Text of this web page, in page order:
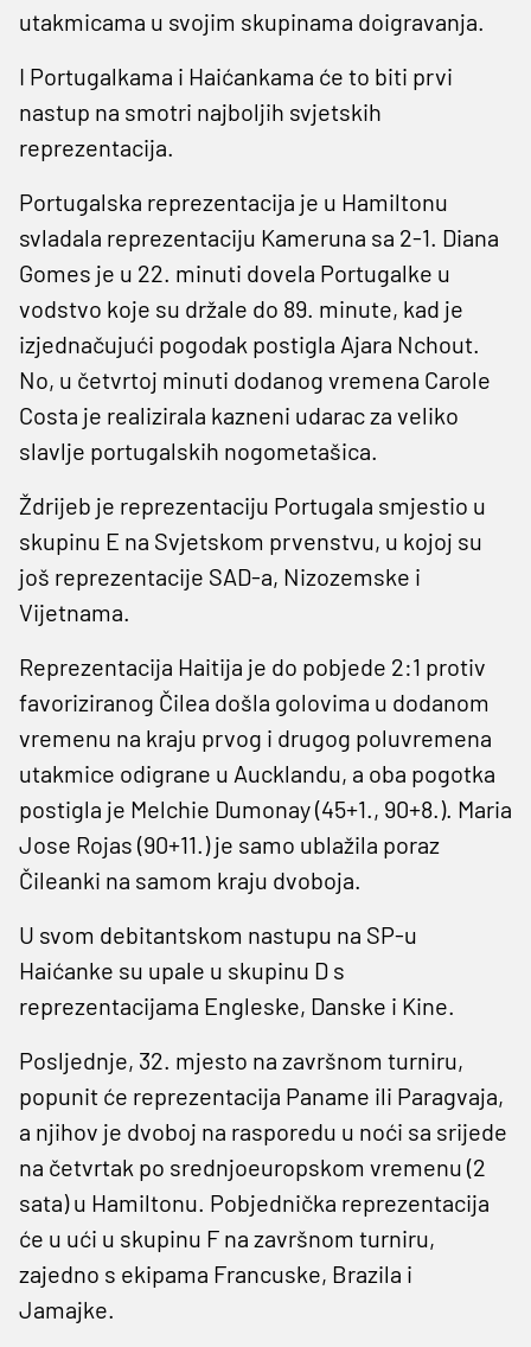
utakmicama u svojim skupinama doigravanja.
I Portugalkama i Haićankama će to biti prvi
nastup na smotri najboljih svjetskih
reprezentacija.
Portugalska reprezentacija je u Hamiltonu
svladala reprezentaciju Kameruna sa 2-1. Diana
Gomes je u 22. minuti dovela Portugalke u
vodstvo koje su držale do 89. minute, kad je
izjednačujući pogodak postigla Ajara Nchout.
No, u četvrtoj minuti dodanog vremena Carole
Costa je realizirala kazneni udarac za veliko
slavlje portugalskih nogometašica.
Ždrijeb je reprezentaciju Portugala smjestio u
skupinu E na Svjetskom prvenstvu, u kojoj su
još reprezentacije SAD-a, Nizozemske i
Vijetnama.
Reprezentacija Haitija je do pobjede 2:1 protiv
favoriziranog Čilea došla golovima u dodanom
vremenu na kraju prvog i drugog poluvremena
utakmice odigrane u Aucklandu, a oba pogotka
postigla je Melchie Dumonay (45+1., 90+8.). Maria
Jose Rojas (90+11.) je samo ublažila poraz
Čileanki na samom kraju dvoboja.
U svom debitantskom nastupu na SP-u
Haićanke su upale u skupinu D s
reprezentacijama Engleske, Danske i Kine.
Posljednje, 32. mjesto na završnom turniru,
popunit će reprezentacija Paname ili Paragvaja,
a njihov je dvoboj na rasporedu u noći sa srijede
na četvrtak po srednjoeuropskom vremenu (2
sata) u Hamiltonu. Pobjednička reprezentacija
će u ući u skupinu F na završnom turniru,
zajedno s ekipama Francuske, Brazila i
Jamajke.